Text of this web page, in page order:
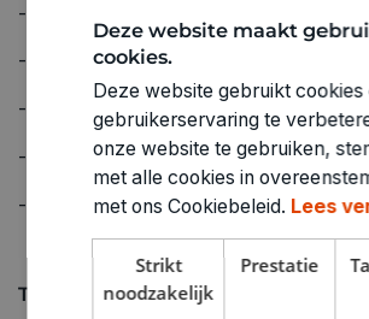
- zeer dekkend
- permanent
- UV-bestendig
- voor bijna alle oppervlakken
- kan zowel voor binnen- als
Technische specificaties
Deze website maakt
cookies.
Deze website gebruikt cookies
gebruikerservaring te
onze website te gebruiken,
met alle cookies in
met ons Cookiebeleid. Lees
Strikt
noodzakelijk
Prestatie